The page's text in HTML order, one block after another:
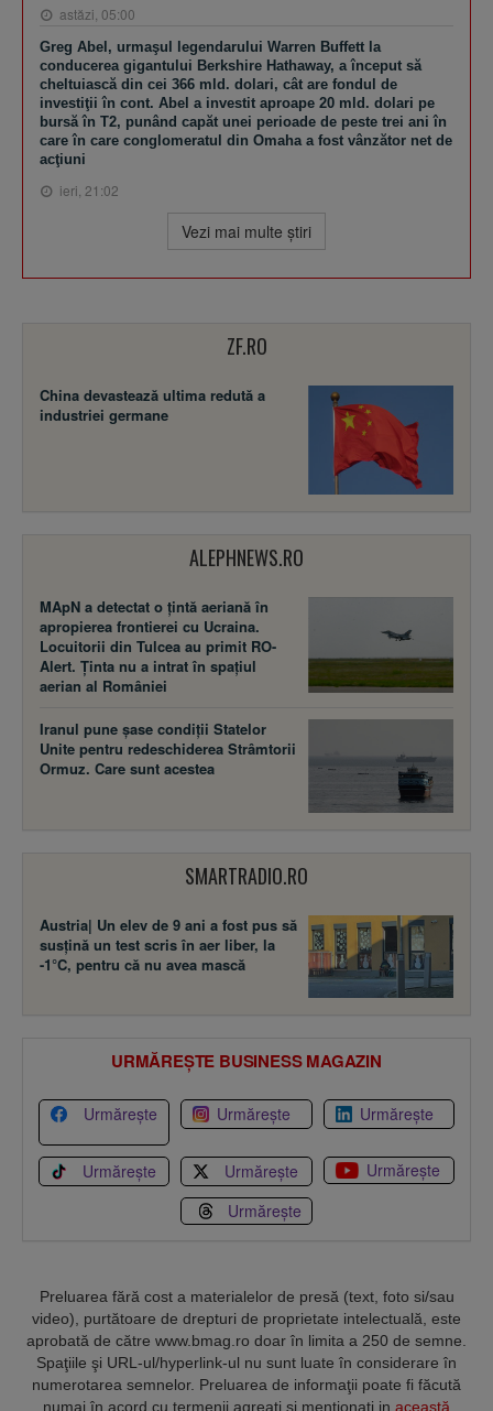
astăzi, 05:00
Greg Abel, urmaşul legendarului Warren Buffett la
conducerea gigantului Berkshire Hathaway, a început să
cheltuiască din cei 366 mld. dolari, cât are fondul de
investiţii în cont. Abel a investit aproape 20 mld. dolari pe
bursă în T2, punând capăt unei perioade de peste trei ani în
care în care conglomeratul din Omaha a fost vânzător net de
acţiuni
ieri, 21:02
Vezi mai multe ştiri
ZF.RO
China devastează ultima redută a
industriei germane
ALEPHNEWS.RO
MApN a detectat o țintă aeriană în
apropierea frontierei cu Ucraina.
Locuitorii din Tulcea au primit RO-
Alert. Ținta nu a intrat în spațiul
aerian al României
Iranul pune șase condiții Statelor
Unite pentru redeschiderea Strâmtorii
Ormuz. Care sunt acestea
SMARTRADIO.RO
Austria| Un elev de 9 ani a fost pus să
susţină un test scris în aer liber, la
-1°C, pentru că nu avea mască
URMĂREȘTE BUSINESS MAGAZIN
Urmărește Urmărește Urmărește
Urmărește Urmărește
Urmărește
Urmărește
Preluarea fără cost a materialelor de presă (text, foto si/sau
video), purtătoare de drepturi de proprietate intelectuală, este
aprobată de către www.bmag.ro doar în limita a 250 de semne.
Spaţiile şi URL-ul/hyperlink-ul nu sunt luate în considerare în
numerotarea semnelor. Preluarea de informaţii poate fi făcută
numai în acord cu termenii agreaţi şi menţionaţi in această